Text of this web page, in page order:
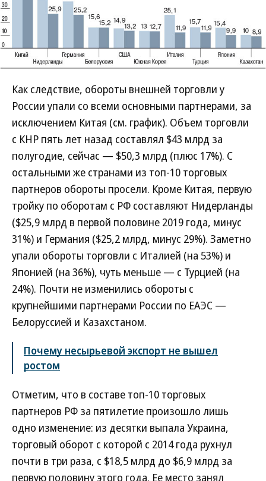
Как следствие, обороты внешней торговли у
России упали со всеми основными партнерами, за
исключением Китая (см. график). Объем торговли
с КНР пять лет назад составлял $43 млрд за
полугодие, сейчас — $50,3 млрд (плюс 17%). С
остальными же странами из топ-10 торговых
партнеров обороты просели. Кроме Китая, первую
тройку по оборотам с РФ составляют Нидерланды
($25,9 млрд в первой половине 2019 года, минус
31%) и Германия ($25,2 млрд, минус 29%). Заметно
упали обороты торговли с Италией (на 53%) и
Японией (на 36%), чуть меньше — с Турцией (на
24%). Почти не изменились обороты с
крупнейшими партнерами России по ЕАЭС —
Белоруссией и Казахстаном.
Почему несырьевой экспорт не вышел
ростом
Отметим, что в составе топ-10 торговых
партнеров РФ за пятилетие произошло лишь
одно изменение: из десятки выпала Украина,
торговый оборот с которой с 2014 года рухнул
почти в три раза, с $18,5 млрд до $6,9 млрд за
первую половину этого года. Ее место занял